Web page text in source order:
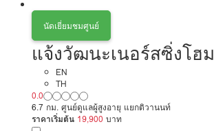
นัดเยี่ยมชมศูนย์
แจ้งวัฒนะเนอร์สซิ่งโฮม
EN
TH
0.0
6.7 กม. ศูนย์ดูแลผู้สูงอายุ แยกติวานนท์
ราคาเริ่มต้น 19,900 บาท